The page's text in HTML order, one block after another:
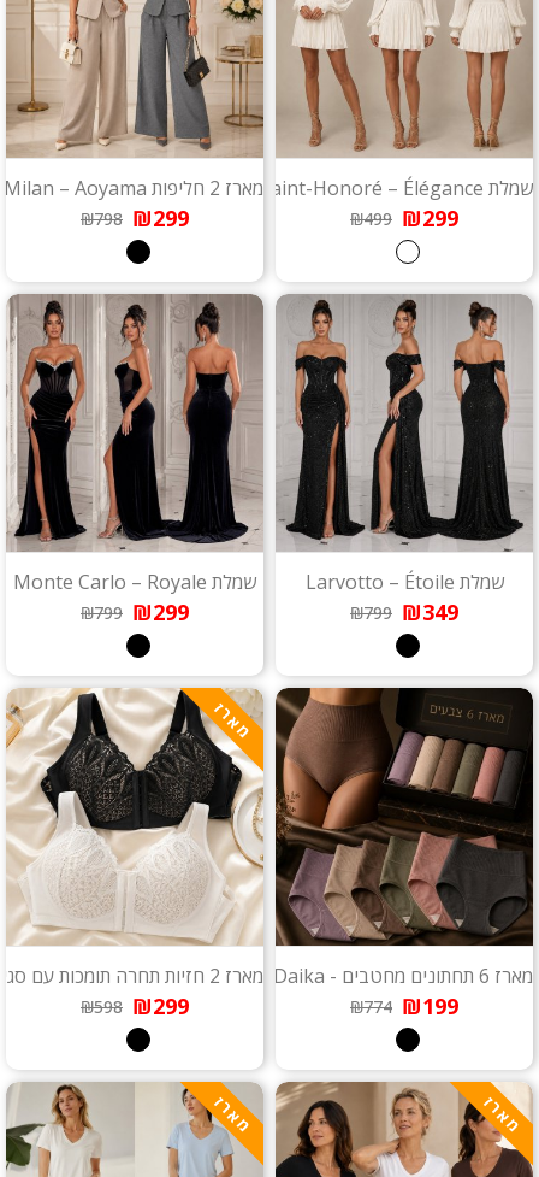
שמלת Saint-Honoré – Élégance
₪299
₪499
מארז 2 חליפות Milan – Aoyama
₪299
₪798
שמלת Larvotto – Étoile
₪349
₪799
שמלת Monte Carlo – Royale
₪299
₪799
מארז 6 תחתונים מחטבים - Daika
₪199
₪774
מארז
מארז 2 חזיות תחרה תומכות עם סגירה קדמית - Bella
₪299
₪598
מארז מארז